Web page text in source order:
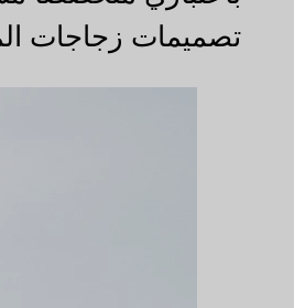
تصميمات زجاجات